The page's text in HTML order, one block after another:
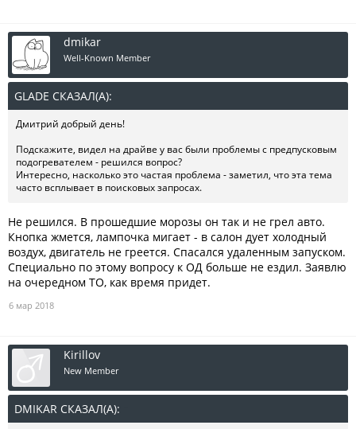
dmikar
Well-Known Member
GLADE СКАЗАЛ(А):
Дмитрий добрый день!
Подскажите, видел на драйве у вас были проблемы с предпусковым
подогревателем - решился вопрос?
Интересно, насколько это частая проблема - заметил, что эта тема
часто всплывает в поисковых запросах.
Не решился. В прошедшие морозы он так и не грел авто.
Кнопка жмется, лампочка мигает - в салон дует холодный
воздух, двигатель не греется. Спасался удаленным запуском.
Специально по этому вопросу к ОД больше не ездил. Заявлю
на очередном ТО, как время придет.
6 мар 2018
Kirillov
New Member
DMIKAR СКАЗАЛ(А):